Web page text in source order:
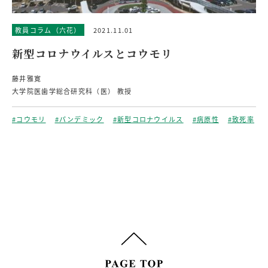
教員コラム（六花） 2021.11.01
新型コロナウイルスとコウモリ
藤井雅寛
大学院医歯学総合研究科（医） 教授
#コウモリ #パンデミック #新型コロナウイルス #病原性 #致死率